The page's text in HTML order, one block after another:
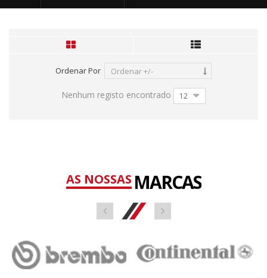
Ordenar Por Ordenar +/-
Nenhum registo encontrado 12
AS NOSSASMARCAS